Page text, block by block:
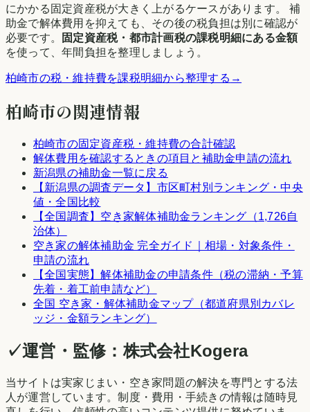
にかかる固定資産税が大きく上がるケースがあります。 補
助金で解体費用を抑えても、その後の税負担は別に確認が
必要です。
固定資産税・都市計画税の課税明細にある金額
を使って、年間負担を整理しましょう。
柏崎市の税・維持費を課税明細から整理する →
柏崎市の関連情報
柏崎市の固定資産税・維持費の合計確認
解体費用を確認するときの項目と補助金申請の流れ
新潟県の補助金一覧に戻る
【 新潟県の調査データ】市区町村別ランキング・中央
値・全国比較
【全国調査】空き家解体補助金ランキング（1,726自
治体）
空き家の解体補助金 完全ガイド｜相場・対象条件・
申請の流れ
【全国実態】解体補助金の申請条件（税の滞納・予算
先着・着工前申請など）
全国 空き家・解体補助金マップ（都道府県別カバレ
ッジ・金額ランキング）
✓運営・監修：株式会社Kogera
当サイトは実家じまい・空き家問題の解決を専門とする法
人が運営しています。制度・費用・手続きの情報は随時見